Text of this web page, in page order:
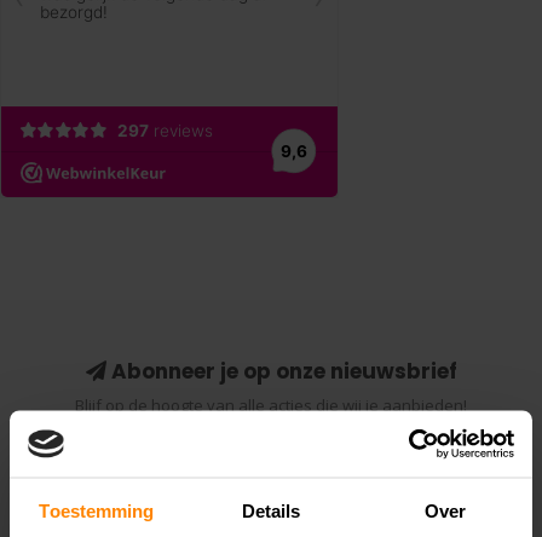
Toestemming Details Over
Abonneer je op onze nieuwsbrief
Blijf op de hoogte van alle acties die wij je aanbieden!
Abonneer